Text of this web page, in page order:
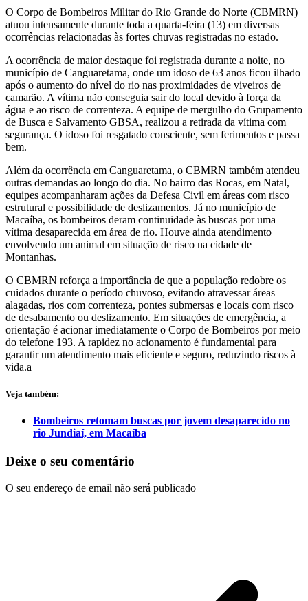
O Corpo de Bombeiros Militar do Rio Grande do Norte (CBMRN)
atuou intensamente durante toda a quarta-feira (13) em diversas
ocorrências relacionadas às fortes chuvas registradas no estado.
A ocorrência de maior destaque foi registrada durante a noite, no
município de Canguaretama, onde um idoso de 63 anos ficou ilhado
após o aumento do nível do rio nas proximidades de viveiros de
camarão. A vítima não conseguia sair do local devido à força da
água e ao risco de correnteza. A equipe de mergulho do Grupamento
de Busca e Salvamento GBSA, realizou a retirada da vítima com
segurança. O idoso foi resgatado consciente, sem ferimentos e passa
bem.
Além da ocorrência em Canguaretama, o CBMRN também atendeu
outras demandas ao longo do dia. No bairro das Rocas, em Natal,
equipes acompanharam ações da Defesa Civil em áreas com risco
estrutural e possibilidade de deslizamentos. Já no município de
Macaíba, os bombeiros deram continuidade às buscas por uma
vítima desaparecida em área de rio. Houve ainda atendimento
envolvendo um animal em situação de risco na cidade de
Montanhas.
O CBMRN reforça a importância de que a população redobre os
cuidados durante o período chuvoso, evitando atravessar áreas
alagadas, rios com correnteza, pontes submersas e locais com risco
de desabamento ou deslizamento. Em situações de emergência, a
orientação é acionar imediatamente o Corpo de Bombeiros por meio
do telefone 193. A rapidez no acionamento é fundamental para
garantir um atendimento mais eficiente e seguro, reduzindo riscos à
vida.a
Veja também:
Bombeiros retomam buscas por jovem desaparecido no
rio Jundiaí, em Macaíba
Deixe o seu comentário
O seu endereço de email não será publicado